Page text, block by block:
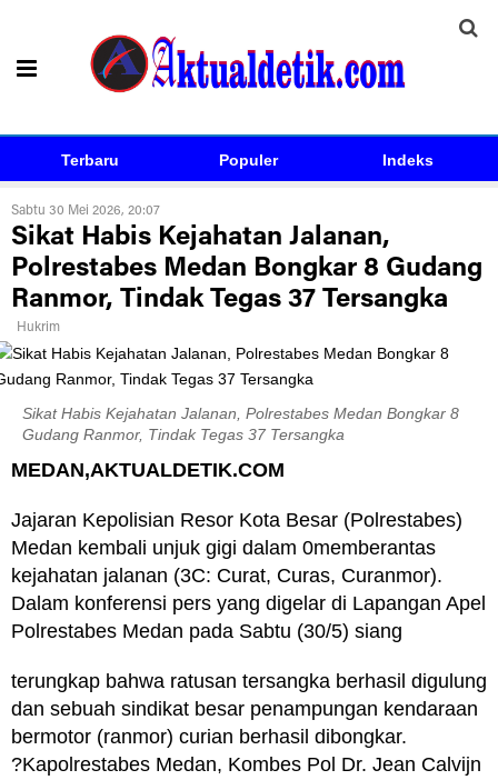
Terbaru Populer Indeks
Sabtu 30 Mei 2026, 20:07
Sikat Habis Kejahatan Jalanan,
Polrestabes Medan Bongkar 8 Gudang
Ranmor, Tindak Tegas 37 Tersangka
Hukrim
Sikat Habis Kejahatan Jalanan, Polrestabes Medan Bongkar 8
Gudang Ranmor, Tindak Tegas 37 Tersangka
MEDAN,AKTUALDETIK.COM
Jajaran Kepolisian Resor Kota Besar (Polrestabes)
Medan kembali unjuk gigi dalam 0memberantas
kejahatan jalanan (3C: Curat, Curas, Curanmor).
Dalam konferensi pers yang digelar di Lapangan Apel
Polrestabes Medan pada Sabtu (30/5) siang
terungkap bahwa ratusan tersangka berhasil digulung
dan sebuah sindikat besar penampungan kendaraan
bermotor (ranmor) curian berhasil dibongkar.
?Kapolrestabes Medan, Kombes Pol Dr. Jean Calvijn